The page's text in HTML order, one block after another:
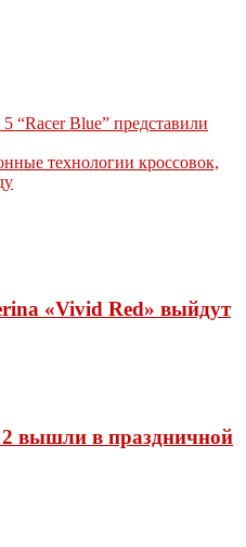
“Racer Blue” представили
технологии кроссовок,
«Vivid Red» выйдут
вышли в праздничной